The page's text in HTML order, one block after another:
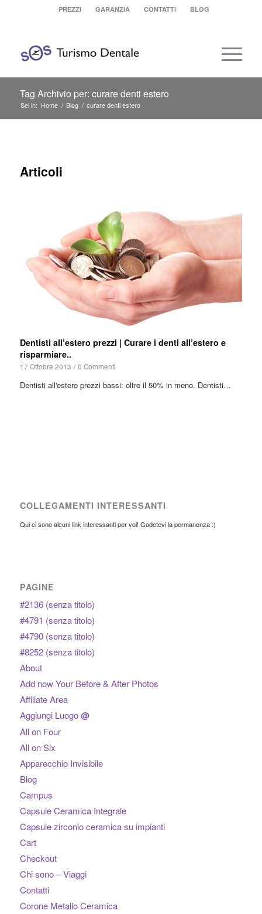
PREZZI GARANZIA CONTATTI BLOG
Tag Archivio per: curare denti estero
Sei in: Home / Blog / curare denti estero
Articoli
Dentisti all’estero prezzi | Curare i denti all’estero e
risparmiare..
17 Ottobre 2013 / 0 Commenti
Dentisti all'estero prezzi bassi: oltre il 50% in meno. Dentisti…
COLLEGAMENTI INTERESSANTI
Qui ci sono alcuni link interessanti per voi! Godetevi la permanenza :)
PAGINE
#2136 (senza titolo)
#4791 (senza titolo)
#4790 (senza titolo)
#8252 (senza titolo)
About
Add now Your Before & After Photos
Affiliate Area
Aggiungi Luogo@
All on Four
All on Six
Apparecchio Invisibile
Blog
Campus
Capsule Ceramica Integrale
Capsule zirconio ceramica su impianti
Cart
Checkout
Chi sono – Viaggi
Contatti
Corone Metallo Ceramica